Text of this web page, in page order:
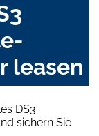
leasen
DS3
sichern Sie